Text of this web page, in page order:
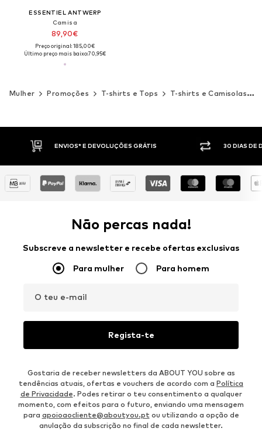
ESSENTIEL ANTWERP
Camisa
89,90€
Preço original: 185,00€
Último preço mais baixo:70,95€
Mulher Promoções T-shirts e Tops T-shirts e Camisolas
ENVIOS* E DEVOLUÇÕES GRÁTIS 30 DIAS DE
Não percas nada!
Subscreve a newsletter e recebe ofertas exclusivas
Para mulher Para homem
O teu e-mail
Regista-te
Gostaria de receber newsletters da ABOUT YOU sobre as
tendências atuais, ofertas e vouchers de acordo com a Política
de Privacidade. Podes retirar o teu consentimento a qualquer
momento, com efeitos para o futuro, enviando uma mensagem
para apoioaocliente@aboutyou.pt ou utilizando a opção de
anulação da subscrição no final de cada newsletter.